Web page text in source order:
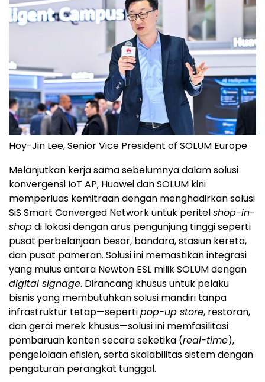
Hoy-Jin Lee, Senior Vice President of SOLUM Europe
Melanjutkan kerja sama sebelumnya dalam solusi
konvergensi IoT AP, Huawei dan SOLUM kini
memperluas kemitraan dengan menghadirkan solusi
SiS Smart Converged Network untuk peritelshop-in-
shopdi lokasi dengan arus pengunjung tinggi seperti
pusat perbelanjaan besar, bandara, stasiun kereta,
dan pusat pameran. Solusi ini memastikan integrasi
yang mulus antara Newton ESL milik SOLUM dengan
digital signage. Dirancang khusus untuk pelaku
bisnis yang membutuhkan solusi mandiri tanpa
infrastruktur tetap—sepertipop-up store, restoran,
dan gerai merek khusus—solusi ini memfasilitasi
pembaruan konten secara seketika (real-time),
pengelolaan efisien, serta skalabilitas sistem dengan
pengaturan perangkat tunggal.